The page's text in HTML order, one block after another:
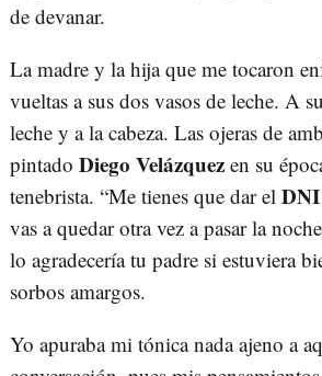
de devanar.
La madre y la hija que me tocaron
vueltas a sus dos vasos de leche. A
leche y a la cabeza. Las ojeras de
pintado Diego Velázquez en su
tenebrista. “Me tienes que dar el
vas a quedar otra vez a pasar la
lo agradecería tu padre si estuviera
sorbos amargos.
Yo apuraba mi tónica nada ajeno a